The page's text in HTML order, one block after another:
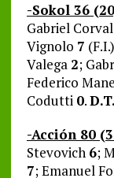
-Sokol 36
Gabriel
Vignolo 7
Valega 2;
Federico
Codutti 0.
-Acción 80
Stevovich 6;
7; Emanuel